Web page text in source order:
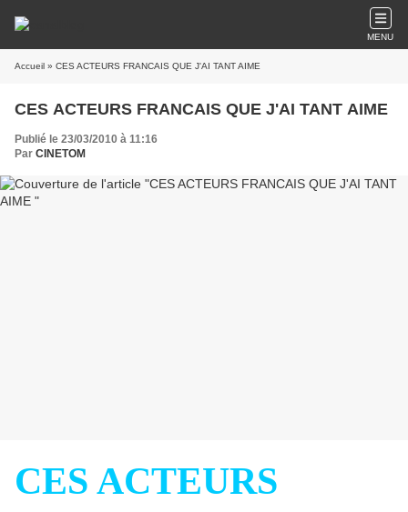
MENU
Accueil » CES ACTEURS FRANCAIS QUE J'AI TANT AIME
CES ACTEURS FRANCAIS QUE J'AI TANT AIME
Publié le 23/03/2010 à 11:16
Par CINETOM
CES ACTEURS